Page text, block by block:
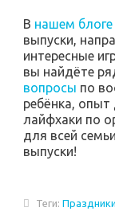
В нашем блоге
выпуски,
интересные
вы найдёте
вопросы по
ребёнка, опыт
лайфхаки по
для всей
выпуски!
Теги: Праздники